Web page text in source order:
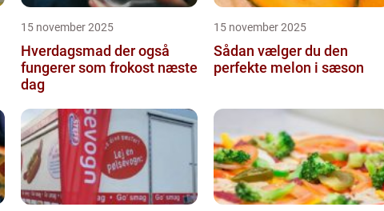
15 november 2025
Hverdagsmad der også
fungerer som frokost næste
dag
15 november 2025
Sådan vælger du den
perfekte melon i sæson